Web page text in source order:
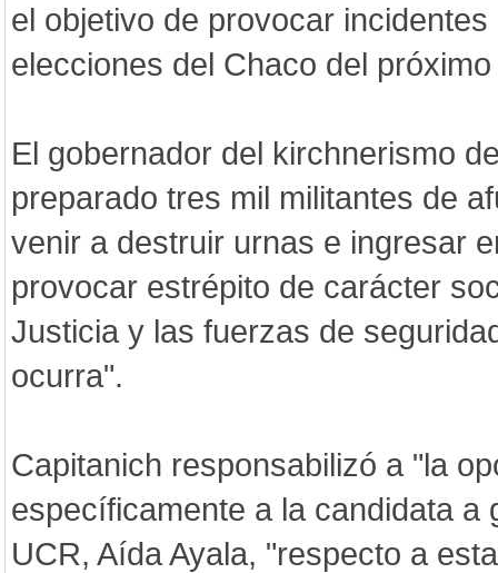
el objetivo de provocar
elecciones del Chaco del
El gobernador del kirchnerismo
preparado tres mil militantes de
venir a destruir urnas e ingresar
provocar estrépito de carácter
Justicia y las fuerzas de
ocurra".
Capitanich responsabilizó a "la
específicamente a la candidata a
UCR, Aída Ayala, "respecto a